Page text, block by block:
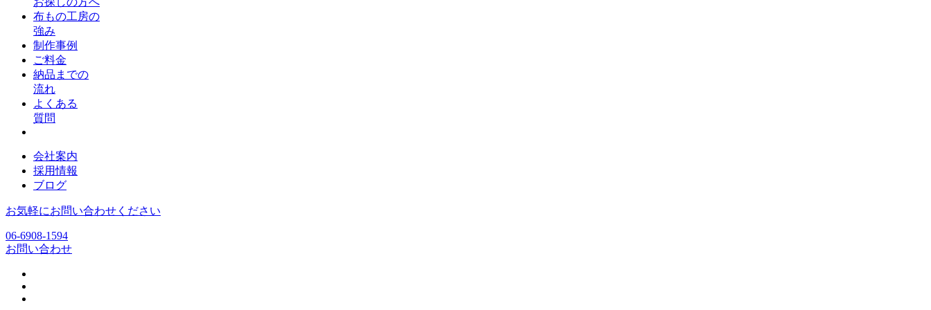
布もの工房の
強み
制作事例
ご料金
納品までの
流れ
よくある
質問
会社案内
採用情報
ブログ
お気軽にお問い合わせください
06-6908-1594
お問い合わせ